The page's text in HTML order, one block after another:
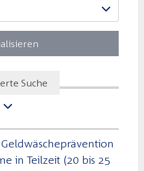
Suche
in Teilzeit (20 bis 25